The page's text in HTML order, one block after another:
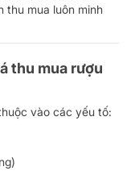
thu mua luôn minh
thu mua rượu
vào các yếu tố: